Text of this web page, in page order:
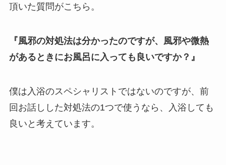
頂いた質問がこちら。
『風邪の対処法は分かったのですが、風邪や微熱
があるときにお風呂に入っても良いですか？』
僕は入浴のスペシャリストではないのですが、前
回お話しした対処法の1つで使うなら、入浴しても
良いと考えています。